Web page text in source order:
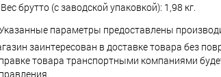
Вес брутто (с заводской упаковкой): 1,98 кг.
параметры предоставлены
заинтересован в доставке товара без
товара транспортными компаниями